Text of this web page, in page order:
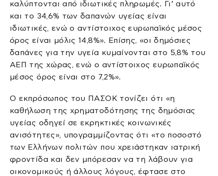
καλύπτονται από ιδιωτικές πληρωμές. Γι’ αυτό
και το 34,6% των δαπανών υγείας είναι
ιδιωτικές, ενώ ο αντίστοιχος ευρωπαϊκός μέσος
όρος είναι μόλις 14,8%». Επίσης, «οι δημόσιες
δαπάνες για την υγεία κυμαίνονται στο 5,8% του
ΑΕΠ της χώρας, ενώ ο αντίστοιχος ευρωπαϊκός
μέσος όρος είναι στο 7,2%».
Ο εκπρόσωπος του ΠΑΣΟΚ τονίζει ότι «η
καθήλωση της χρηματοδότησης της δημόσιας
υγείας οδηγεί σε εκρηκτικές κοινωνικές
ανισότητες», υπογραμμίζοντας ότι «το ποσοστό
των Ελλήνων πολιτών που χρειάστηκαν ιατρική
φροντίδα και δεν μπόρεσαν να τη λάβουν για
οικονομικούς ή άλλους λόγους, έφτασε στο